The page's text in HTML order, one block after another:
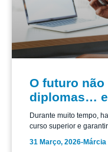
O futuro
diplomas…
Durante muito tempo,
curso superior e garantir
31 Março, 2026-Márcia